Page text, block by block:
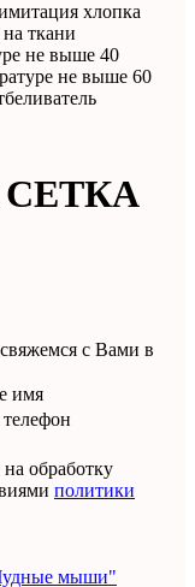
хлопка
ткани
не выше 40
не выше 60
с Вами в
имя
обработку
политики